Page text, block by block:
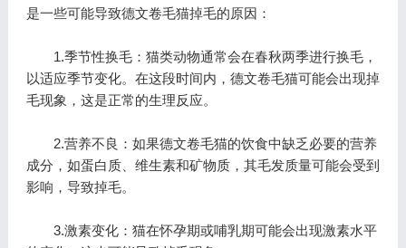
是一些可能导致德文卷毛猫掉毛的原因：
1.季节性换毛：猫类动物通常会在春秋两季进行换毛，
以适应季节变化。在这段时间内，德文卷毛猫可能会出现掉
毛现象，这是正常的生理反应。
2.营养不良：如果德文卷毛猫的饮食中缺乏必要的营养
成分，如蛋白质、维生素和矿物质，其毛发质量可能会受到
影响，导致掉毛。
3.激素变化：猫在怀孕期或哺乳期可能会出现激素水平